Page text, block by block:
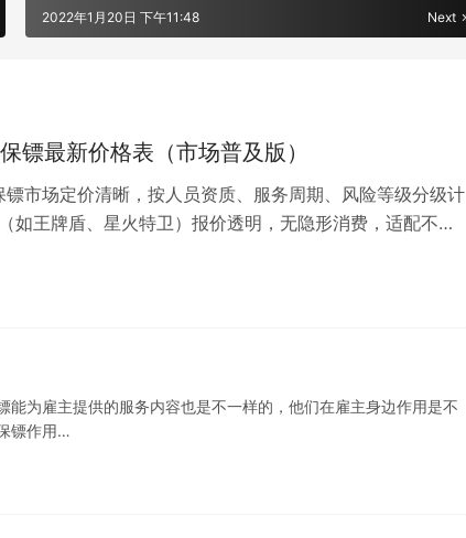
Next
2022年1月20日 下午11:48
镖最新价格表（市场普及版）
市场定价清晰，按人员资质、服务周期、风险等级分级计
如王牌盾、星火特卫）报价透明，无隐形消费，适配不同
为雇主提供的服务内容也是不一样的，他们在雇主身边作用是不
镖作用…